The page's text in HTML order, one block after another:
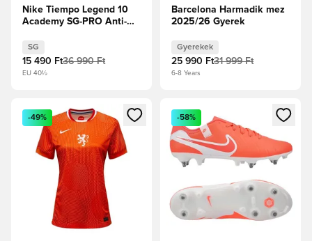
Nike Tiempo Legend 10
Academy SG-PRO Anti-
ezüst/Fekete/Volt
SG
15 490 Ft36 990 Ft
EU 40½
Barcelona Harmadik mez
2025/26 Gyerek
Gyerekek
25 990 Ft31 999 Ft
6-8 Years
Megnyit egy modált a bejelentkezéshez vagy a tagként
-49%
Megnyit egy modált a
-58%